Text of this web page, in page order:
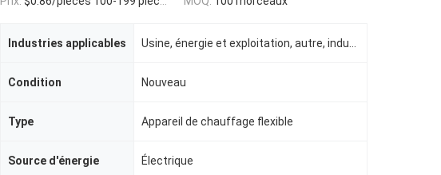
Industries applicables
Condition Nouveau
Type Appareil de chauffage flexible
Source d'énergie Électrique